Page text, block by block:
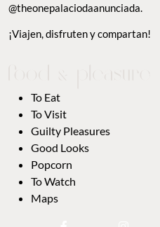
@theonepalaciodaanunciada.
¡Viajen, disfruten y compartan!
To Eat
To Visit
Guilty Pleasures
Good Looks
Popcorn
To Watch
Maps